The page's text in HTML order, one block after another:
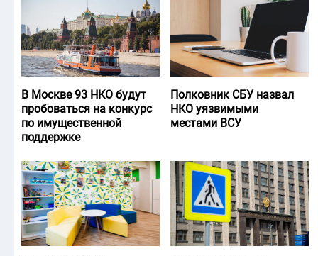
В Москве 93 НКО будут
пробоваться на конкурс
по имущественной
поддержке
Полковник СБУ назвал
НКО уязвимыми
местами ВСУ